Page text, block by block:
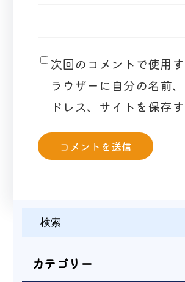
次回のコメントで使用
ラウザーに自分の名前
ドレス、サイトを保存す
カテゴリー